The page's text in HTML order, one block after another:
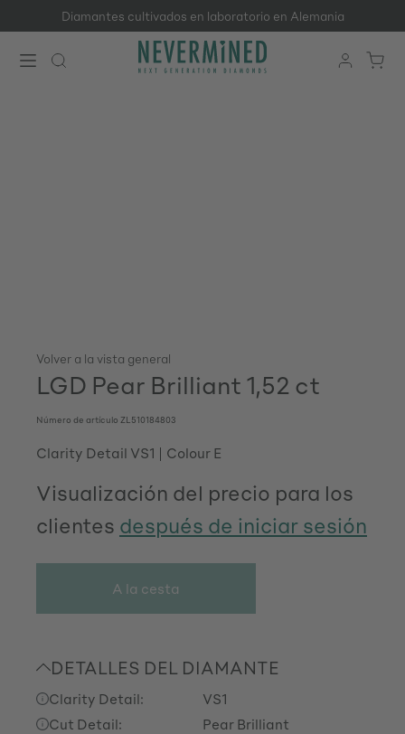
Saltar al contenido principal
Diamantes cultivados en laboratorio en Alemania
Volver a la vista general
LGD Pear Brilliant 1,52 ct
Número de artículo ZL510184803
Clarity Detail VS1 Colour E
Visualización del precio para los
clientes después de iniciar sesión
A la cesta
DETALLES DEL DIAMANTE
Clarity Detail:
VS1
Cut Detail:
Pear Brilliant